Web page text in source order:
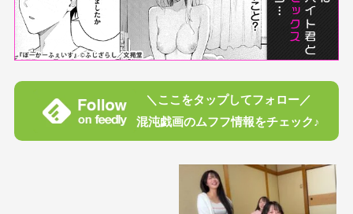
＼ここをタップしてフォロー／
混沌戯画のムフフ情報をチェック♪